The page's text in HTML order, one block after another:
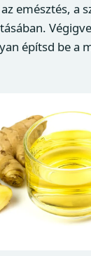
emésztés, a
építsd be a